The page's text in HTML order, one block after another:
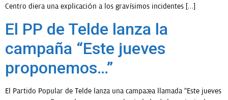
Centro diera una explicación a los gravísimos incidentes […]
El PP de Telde lanza la
campaña “Este jueves
proponemos…”
El Partido Popular de Telde lanza una campaña llamada “Este jueves